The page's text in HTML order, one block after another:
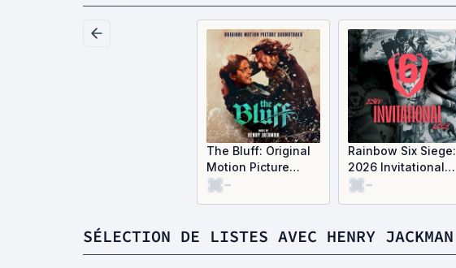
The Bluff: Original
Motion Picture
Soundtrack (OST)
-
Rainbow Six Siege:
2026 Invitational
Music (OST)
-
SÉLECTION DE LISTES AVEC HENRY JACKMAN